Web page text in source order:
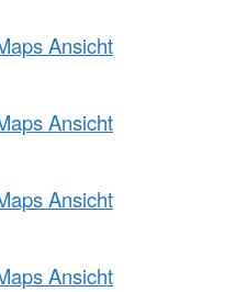
Ansicht
Ansicht
Ansicht
Ansicht